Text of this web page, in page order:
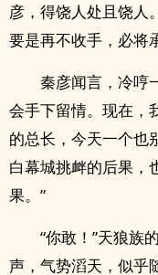
彦，得饶人处且饶人
要是再不收手，必将
秦彦闻言，冷哼
会手下留情。现在，
的总长，今天一个也
白幕城挑衅的后果，
果。”
“你敢！”天狼族
声，气势滔天，似乎